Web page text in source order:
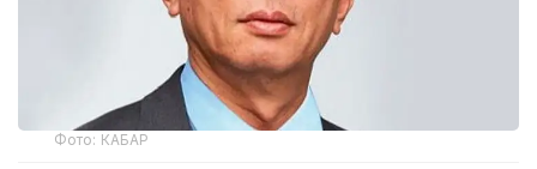
Фото: КАБАР